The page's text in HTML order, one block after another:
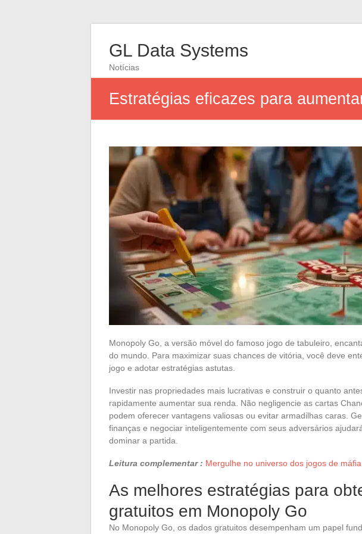
GL Data Systems
Notícias
Estratégias eficazes para
Monopoly Go, a versão móvel do famoso jogo de tabuleiro,
do mundo. Para maximizar suas chances de vitória, você deve
jogo e adotar estratégias astutas.
Investir nas propriedades mais lucrativas e construir o quanto
rapidamente aumentar sua renda. Não negligencie as cartas
podem oferecer vantagens valiosas ou evitar armadilhas caras.
finanças e negociar inteligentemente com seus adversários
dominar a partida.
Leitura complementar : Mergulhe no universo dos jogos de
As melhores estratégias para
gratuitos em Monopoly Go
No Monopoly Go, os dados gratuitos desempenham um papel